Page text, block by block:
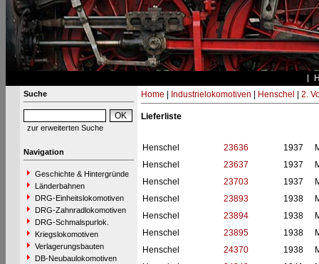
Suche
zur erweiterten Suche
Navigation
Geschichte & Hintergründe
Länderbahnen
DRG-Einheitslokomotiven
DRG-Zahnradlokomotiven
DRG-Schmalspurlok.
Kriegslokomotiven
Verlagerungsbauten
DB-Neubaulokomotiven
Home Industrielokomotiven Henschel 2.
Lieferliste
Henschel 23636 1937
Henschel
23637 1937
Henschel
23703 1937
Henschel
23893 1938
Henschel
23894 1938
Henschel
23895 1938
Henschel
24370 1938